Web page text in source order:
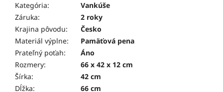
Kategória:
Vankúše
Záruka:
2 roky
Krajina pôvodu:
Česko
Materiál výplne:
Pamäťová pena
Prateľný poťah:
Áno
Rozmery:
66 x 42 x 12 cm
Šírka:
42 cm
Dĺžka:
66 cm